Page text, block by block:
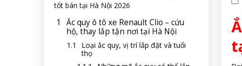
tốt bán tại Hà Nội 2026
Ắc quy ô tô xe Renault Clio – cứu
hộ, thay lắp tận nơi tại Hà Nội
Loại ắc quy, vị trí lắp đặt và tuổi
thọ